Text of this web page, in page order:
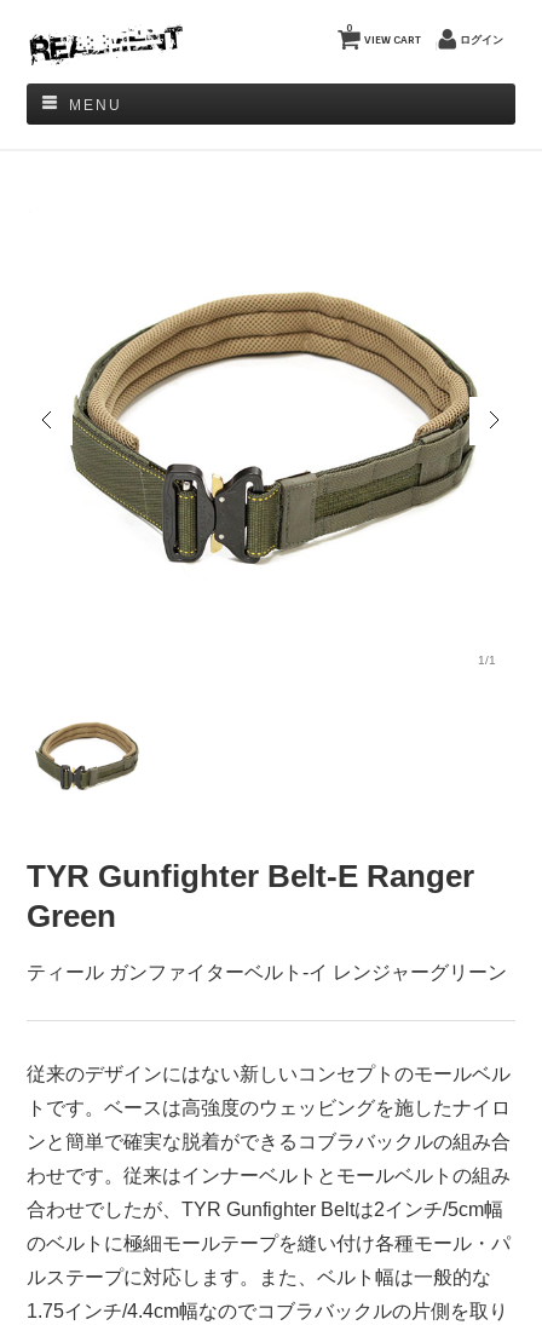
VIEW CART
0
ログイン
MENU
1/1
TYR Gunfighter Belt-E Ranger
Green
ティール ガンファイターベルト-イ レンジャーグリーン
従来のデザインにはない新しいコンセプトのモールベル
トです。ベースは高強度のウェッビングを施したナイロ
ンと簡単で確実な脱着ができるコブラバックルの組み合
わせです。従来はインナーベルトとモールベルトの組み
合わせでしたが、TYR Gunfighter Beltは2インチ/5cm幅
のベルトに極細モールテープを縫い付け各種モール・パ
ルステープに対応します。また、ベルト幅は一般的な
1.75インチ/4.4cm幅なのでコブラバックルの片側を取り